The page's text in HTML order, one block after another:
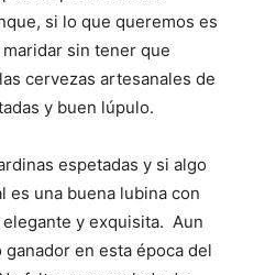
si lo que queremos es
sin tener que
cervezas artesanales de
y buen lúpulo.
espetadas y si algo
es una buena lubina con
y exquisita. Aun
en esta época del